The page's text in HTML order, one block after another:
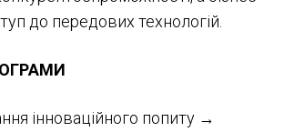
до передових технологій.
інноваційного попиту →